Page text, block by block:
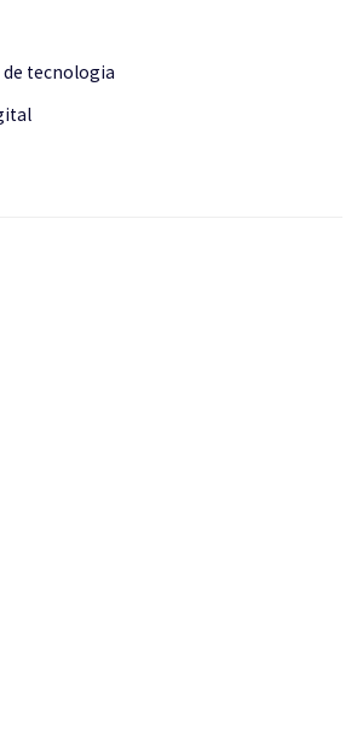
tecnologia